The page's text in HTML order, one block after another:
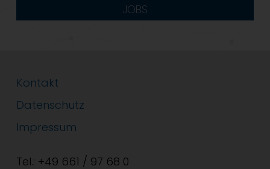
JOBS
Kontakt
Datenschutz
Impressum
Tel.: +49 661 / 97 68 0